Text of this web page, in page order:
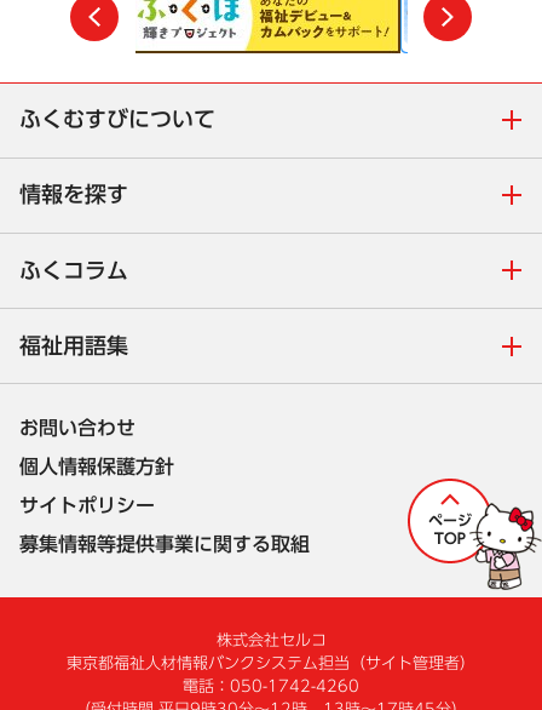
前
ふくむすびについて
情報を探す
ふくコラム
福祉用語集
お問い合わせ
個人情報保護方針
サイトポリシー
募集情報等提供事業に関する取組
株式会社セルコ
東京都福祉人材情報バンクシステム担当 （サイト管理者）
電話：050-1742-4260